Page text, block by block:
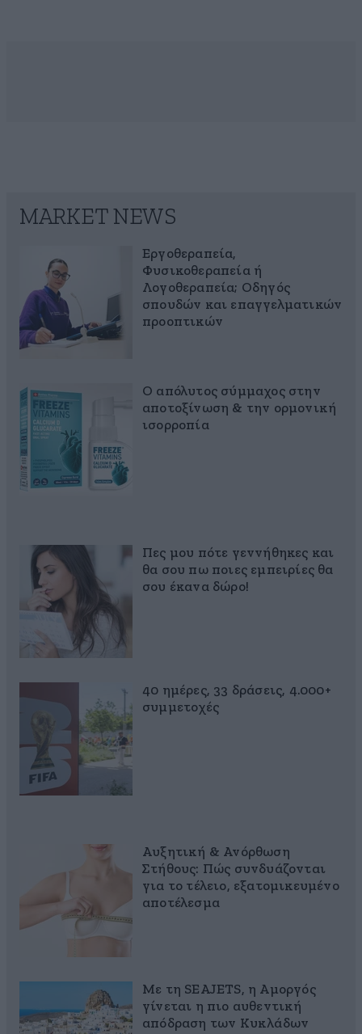
MARKET NEWS
Εργοθεραπεία,
Φυσικοθεραπεία ή
Λογοθεραπεία; Οδηγός
σπουδών και επαγγελματικών
προοπτικών
Ο απόλυτος σύμμαχος στην
αποτοξίνωση & την ορμονική
ισορροπία
Πες μου πότε γεννήθηκες και
θα σου πω ποιες εμπειρίες θα
σου έκανα δώρο!
40 ημέρες, 33 δράσεις, 4.000+
συμμετοχές
Αυξητική & Ανόρθωση
Στήθους: Πώς συνδυάζονται
για το τέλειο, εξατομικευμένο
αποτέλεσμα
Με τη SEAJETS, η Αμοργός
γίνεται η πιο αυθεντική
απόδραση των Κυκλάδων